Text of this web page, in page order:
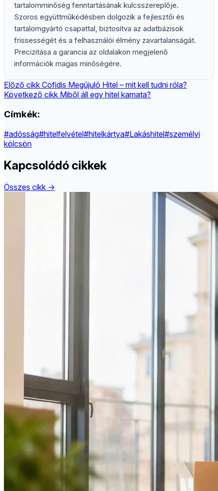
tartalomminőség fenntartásának kulcsszereplője.
Szoros együttműködésben dolgozik a fejlesztői és
tartalomgyártó csapattal, biztosítva az adatbázisok
frissességét és a felhasználói élmény zavartalanságát.
Precizitása a garancia az oldalakon megjelenő
információk magas minőségére.
Előző cikk Cofidis Megújuló Hitel – mit kell tudni róla?
Következő cikk Miből áll egy hitel kamata?
Címkék:
#adósság#hitelfelvétel#hitelkártya#Lakáshitel#személyi
kölcsön
Kapcsolódó cikkek
Összes cikk →